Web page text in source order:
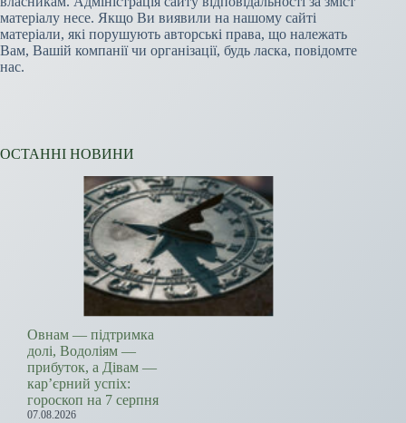
матеріалу несе. Якщо Ви виявили на нашому сайті
матеріали, які порушують авторські права, що належать
Вам, Вашій компанії чи організації, будь ласка, повідомте
нас.
ОСТАННІ НОВИНИ
Овнам — підтримка
долі, Водоліям —
прибуток, а Дівам —
кар’єрний успіх:
гороскоп на 7 серпня
07.08.2026